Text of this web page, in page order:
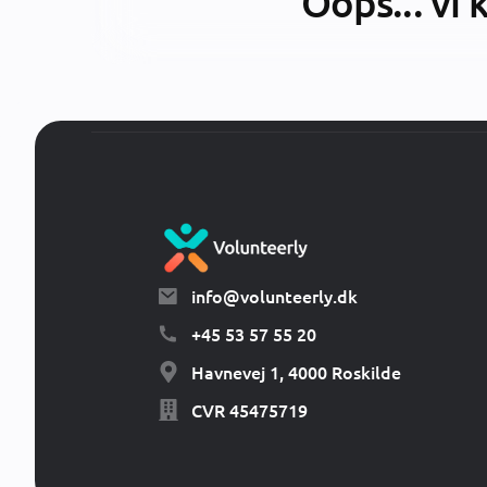
info@volunteerly.dk
+45 53 57 55 20
Havnevej 1, 4000 Roskilde
CVR 45475719